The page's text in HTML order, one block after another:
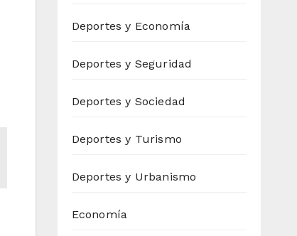
Deportes y Economía
Deportes y Seguridad
Deportes y Sociedad
Deportes y Turismo
Deportes y Urbanismo
Economía